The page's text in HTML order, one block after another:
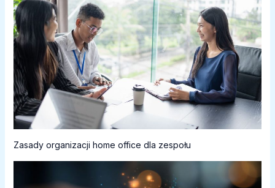
Zasady organizacji home office dla zespołu